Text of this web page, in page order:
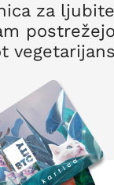
za